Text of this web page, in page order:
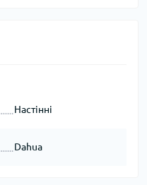
Настінні
Dahua